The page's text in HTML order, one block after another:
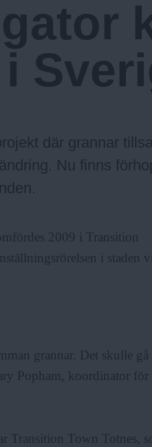
där grannar
Nu finns
2009 i Transition
i staden
grannar. Det skulle gå
Popham, koordinator för
Transition Town Totnes,